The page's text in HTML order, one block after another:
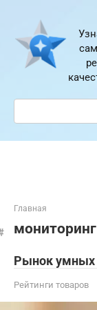
контенту
Поиск:
Главная
Рынок умных
Рейтинги товаров